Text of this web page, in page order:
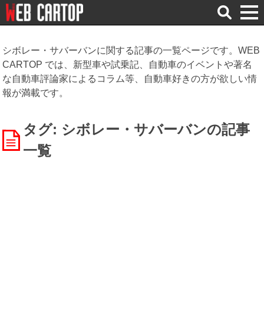
検
索
シボレー・サバーバンに関する記事の一覧ページです。WEB
CARTOP では、新型車や試乗記、自動車のイベントや著名
な自動車評論家によるコラム等、自動車好きの方が欲しい情
報が満載です。
タグ: シボレー・サバーバンの記事
一覧